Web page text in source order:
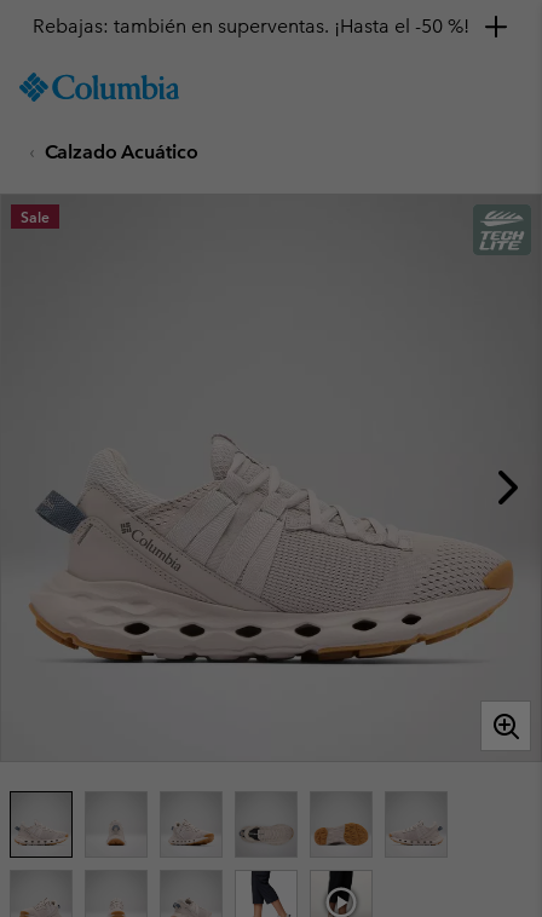
TO
SKIP
MAIN
NAV
Rebajas: también en superventas. ¡Hasta el -50 %!
Calzado Acuático
Sale